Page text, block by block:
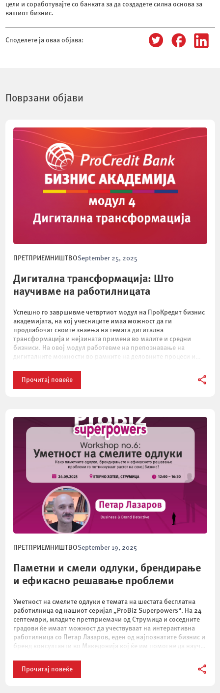
цели и соработувајте со банката за да создадете силна основа за
вашиот бизнис.
Споделете ја оваа објава:
Поврзани објави
ПРЕТПРИЕМНИШТВОSeptember 25, 2025
Дигитална трансформација: Што
научивме на работилницата
Успешно го завршивме четвртиот модул на ПроКредит бизнис
академијата, на кој учесниците имаа можност да ги
продлабочат своите знаења на темата дигитална
трансформација и нејзината примена во малите и средни
бизниси. На овој модул работевме на препознавање на
дигиталните можности во рамките на деловните процеси и
Прочитај повеќе
ПРЕТПРИЕМНИШТВОSeptember 19, 2025
Паметни и смели одлуки, брендирање
и ефикасно решавање проблеми
Уметност на смелите одлуки е темата на шестата бесплатна
работилница од нашиот серијал „ProBiz Superpowers“. На 24
септември, младите претприемачи од Струмица и соседните
градови ќе имаат можност да учествуваат на интерактивна
работилница со Петар Лазаров, еден од најпознатите бизнис и
бренд консултанти во Македонија кој ќе им помогне да научат
Прочитај повеќе